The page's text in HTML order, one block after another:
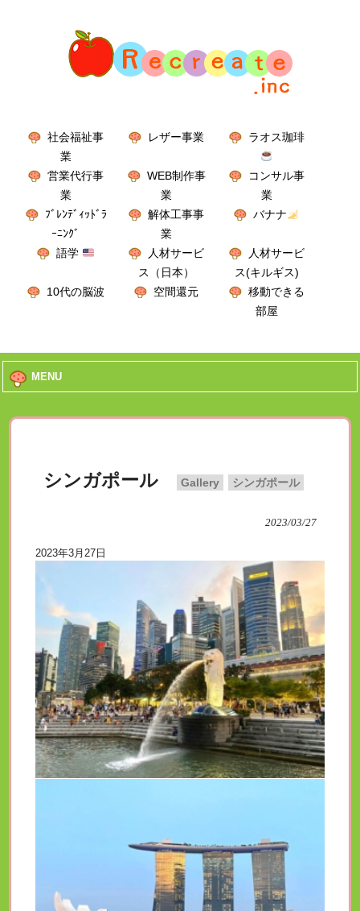
社会福祉事
業
レザー事業 ラオス珈琲
営業代行事
業
WEB制作事
業
コンサル事
業
ﾌﾞﾚﾝﾃﾞｨｯﾄﾞﾗ
ｰﾆﾝｸﾞ
解体工事事
業
バナナ
語学
人材サービ
ス（日本）
人材サービ
ス(キルギス)
10代の脳波
空間還元
移動できる
部屋
MENU
シンガポール Gallery シンガポール
2023/03/27
2023年3月27日